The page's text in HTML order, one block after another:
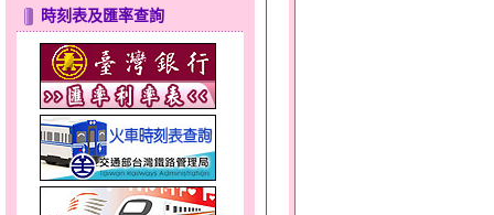
時刻表及匯率查詢